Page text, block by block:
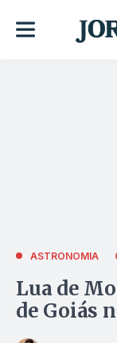
ASTRONOMIA
Lua de
de Goiás